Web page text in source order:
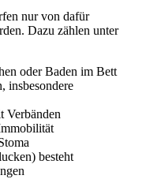
nur von dafür
Dazu zählen unter
oder Baden im Bett
insbesondere
Verbänden
besteht